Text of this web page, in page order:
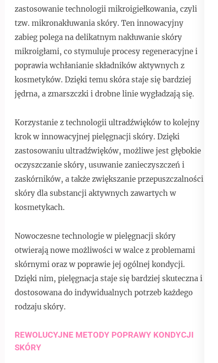
zastosowanie technologii mikroigiełkowania, czyli
tzw. mikronakłuwania skóry. Ten innowacyjny
zabieg polega na delikatnym nakłuwanie skóry
mikroigłami, co stymuluje procesy regeneracyjne i
poprawia wchłanianie składników aktywnych z
kosmetyków. Dzięki temu skóra staje się bardziej
jędrna, a zmarszczki i drobne linie wygładzają się.
Korzystanie z technologii ultradźwięków to kolejny
krok w innowacyjnej pielęgnacji skóry. Dzięki
zastosowaniu ultradźwięków, możliwe jest głębokie
oczyszczanie skóry, usuwanie zanieczyszczeń i
zaskórników, a także zwiększanie przepuszczalności
skóry dla substancji aktywnych zawartych w
kosmetykach.
Nowoczesne technologie w pielęgnacji skóry
otwierają nowe możliwości w walce z problemami
skórnymi oraz w poprawie jej ogólnej kondycji.
Dzięki nim, pielęgnacja staje się bardziej skuteczna i
dostosowana do indywidualnych potrzeb każdego
rodzaju skóry.
REWOLUCYJNE METODY POPRAWY KONDYCJI
SKÓRY